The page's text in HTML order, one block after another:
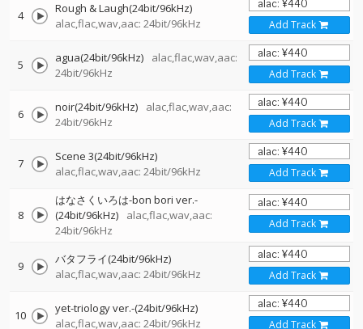
4
Rough & Laugh(24bit/96kHz)
alac,flac,wav,aac: 24bit/96kHz
Add Track
5 agua(24bit/96kHz)
alac,flac,wav,aac:
24bit/96kHz
Add Track
6 noir(24bit/96kHz)
alac,flac,wav,aac:
24bit/96kHz
Add Track
7
Scene 3(24bit/96kHz)
alac,flac,wav,aac: 24bit/96kHz
Add Track
8
はなさくいろは-bon bori ver.-
(24bit/96kHz)
alac,flac,wav,aac:
24bit/96kHz
Add Track
9
バタフライ(24bit/96kHz)
alac,flac,wav,aac: 24bit/96kHz
Add Track
10
yet-triology ver.-(24bit/96kHz)
alac,flac,wav,aac: 24bit/96kHz
Add Track